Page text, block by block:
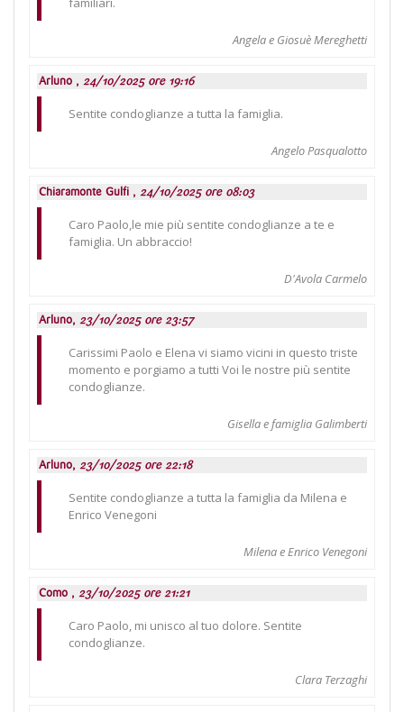
Angela e Giosuè Mereghetti
Arluno , 24/10/2025 ore 19:16
Sentite condoglianze a tutta la famiglia.
Angelo Pasqualotto
Chiaramonte Gulfi , 24/10/2025 ore 08:03
Caro Paolo,le mie più sentite condoglianze a te e
famiglia. Un abbraccio!
D'Avola Carmelo
Arluno, 23/10/2025 ore 23:57
Carissimi Paolo e Elena vi siamo vicini in questo triste
momento e porgiamo a tutti Voi le nostre più sentite
condoglianze.
Gisella e famiglia Galimberti
Arluno, 23/10/2025 ore 22:18
Sentite condoglianze a tutta la famiglia da Milena e
Enrico Venegoni
Milena e Enrico Venegoni
Como , 23/10/2025 ore 21:21
Caro Paolo, mi unisco al tuo dolore. Sentite
condoglianze.
Clara Terzaghi